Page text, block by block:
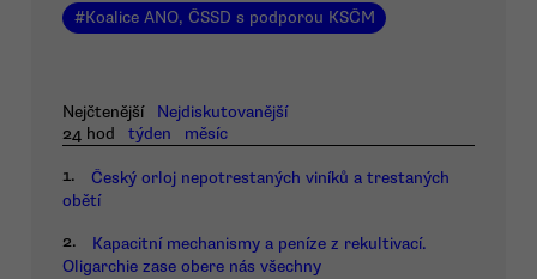
#Koalice ANO, ČSSD s podporou KSČM
Nejčtenější
Nejdiskutovanější
24 hod
týden měsíc
1.
Český orloj nepotrestaných viníků a trestaných
obětí
2.
Kapacitní mechanismy a peníze z rekultivací.
Oligarchie zase obere nás všechny